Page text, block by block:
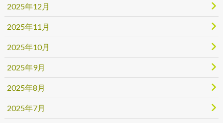
2025年12月
2025年11月
2025年10月
2025年9月
2025年8月
2025年7月